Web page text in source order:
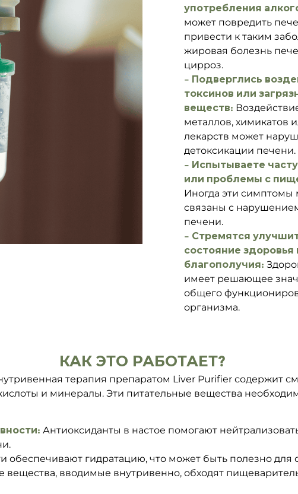
употребления
может повредить
привести к таким
жировая болезнь
цирроз.
– Подверглись
токсинов или
веществ:
металлов, химикатов
лекарств может
детоксикации печени.
– Испытываете
или проблемы с
Иногда эти симптомы
связаны с
печени.
– Стремятся
состояние здоровья
благополучия:
имеет решающее
общего
организма.
КАК ЭТО РАБОТАЕТ?
терапия препаратом Liver Purifier содержит
и минералы. Эти питательные вещества
Антиоксиданты в настое помогают
обеспечивают гидратацию, что может быть полезно для
вещества, вводимые внутривенно, обходят